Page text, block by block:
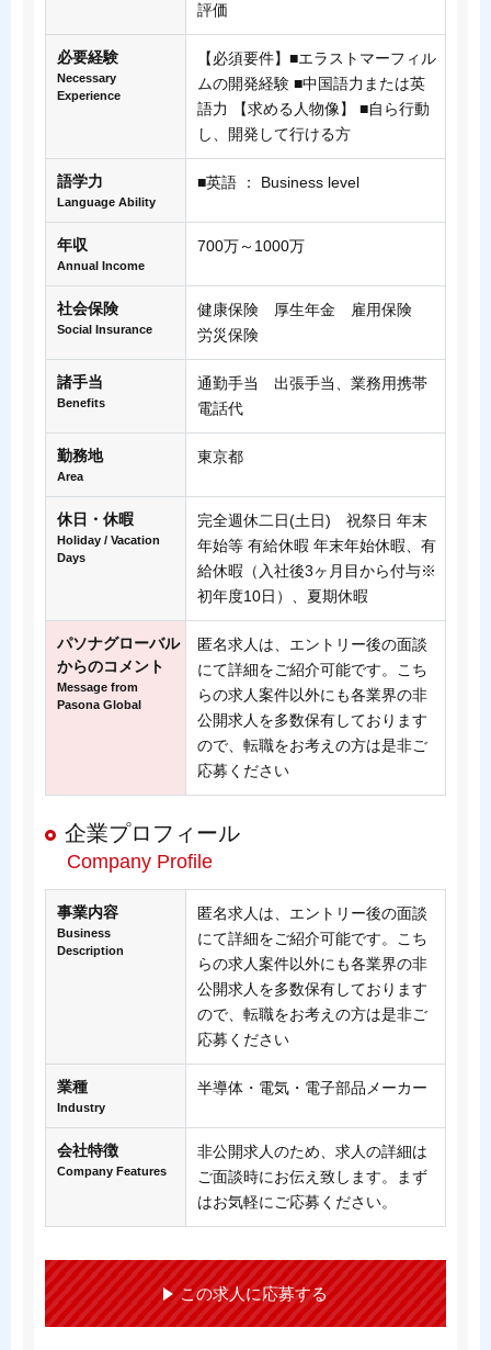
評価
必要経験
Necessary
Experience
【必須要件】■エラストマーフィル
ムの開発経験 ■中国語力または英
語力 【求める人物像】 ■自ら行動
し、開発して行ける方
語学力
Language Ability
■英語 ： Business level
年収
Annual Income
700万～1000万
社会保険
Social Insurance
健康保険 厚生年金 雇用保険
労災保険
諸手当
Benefits
通勤手当 出張手当、業務用携帯
電話代
勤務地
Area
東京都
休日・休暇
Holiday / Vacation
Days
完全週休二日(土日) 祝祭日 年末
年始等 有給休暇 年末年始休暇、有
給休暇（入社後3ヶ月目から付与※
初年度10日）、夏期休暇
パソナグローバル
からのコメント
Message from
Pasona Global
匿名求人は、エントリー後の面談
にて詳細をご紹介可能です。こち
らの求人案件以外にも各業界の非
公開求人を多数保有しております
ので、転職をお考えの方は是非ご
応募ください
企業プロフィール
Company Profile
事業内容
Business
Description
匿名求人は、エントリー後の面談
にて詳細をご紹介可能です。こち
らの求人案件以外にも各業界の非
公開求人を多数保有しております
ので、転職をお考えの方は是非ご
応募ください
業種
Industry
半導体・電気・電子部品メーカー
会社特徴
Company Features
非公開求人のため、求人の詳細は
ご面談時にお伝え致します。まず
はお気軽にご応募ください。
この求人に応募する